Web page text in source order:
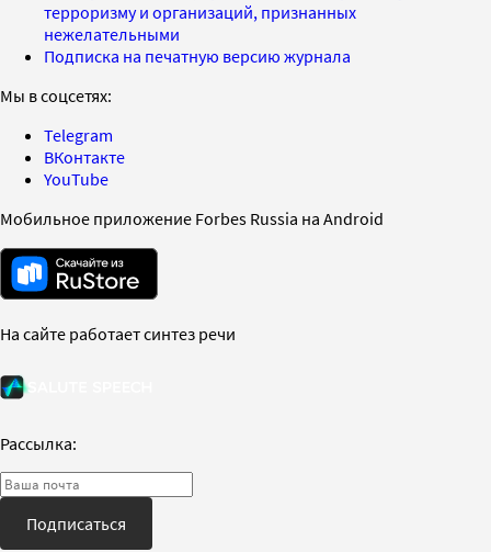
терроризму и организаций, признанных
нежелательными
Подписка на печатную версию журнала
Мы в соцсетях:
Telegram
ВКонтакте
YouTube
Мобильное приложение Forbes Russia на Android
На сайте работает синтез речи
Рассылка:
Подписаться